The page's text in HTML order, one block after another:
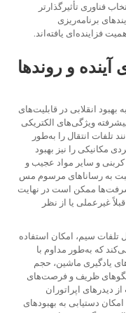
فناوری تأثیرگذارتر
برنامه‌ریزی
فزاینده‌ای یافته‌اند.
و روندها
بهبود انقلابی در قابلیت‌های
ویژگی‌های الکتریکی
تلفات انتقال را به‌طور
را نیز بهبود
کربنی و سایر مواد عجیب و
به رساناهای مرسوم مس
ممکن است در نهایت
غیرعملی یا از نظر
سیم، امکان استفاده
که به‌طور مداوم با
یادگیری ماشین، حجم
ظریف و فرصت‌های
دیدرهای اپراتوران
دستیابی به بهبودهای